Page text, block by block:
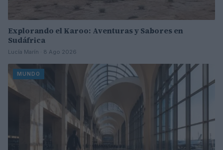
Explorando el Karoo: Aventuras y Sabores en
Sudáfrica
Lucía Marín · 8 Ago 2026
MUNDO